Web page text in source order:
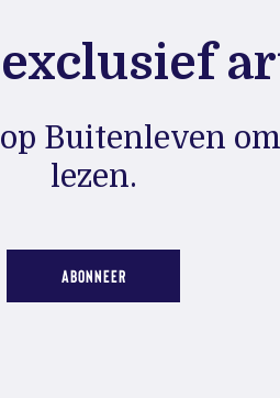
Buitenleven
lezen.
ABONNEER